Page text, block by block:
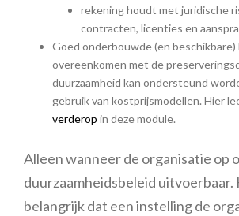
rekening houdt met juridische
contracten, licenties en
Goed onderbouwde (en
overeenkomen met de
duurzaamheid kan ondersteund
gebruik van kostprijsmodellen. Hier
verderop in deze module.
Alleen wanneer de organisatie op
duurzaamheidsbeleid uitvoerbaar.
belangrijk dat een instelling de